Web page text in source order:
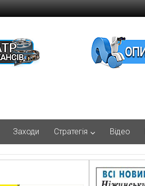
Заходи Стратегія Відео